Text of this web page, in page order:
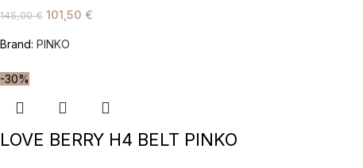
145,00€ 101,50 €
Brand: PINKO
-30%
LOVE BERRY H4 BELT PINKO